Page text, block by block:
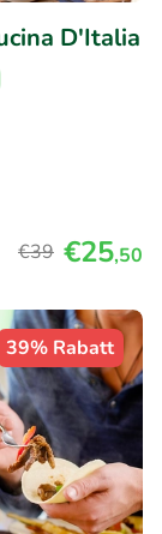
D'Italia
€39 €25,50
39% Rabatt